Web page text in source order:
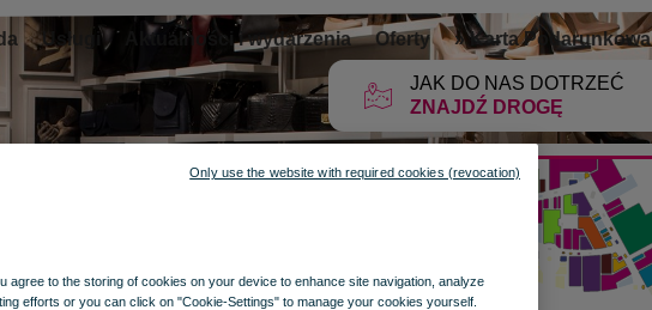
JAK DO NAS DOTRZEĆ
ZNAJDŹ DROGĘ
Usługi Aktualności i wydarzenia Oferty »Karta Podarunkowa
agree to the storing of cookies on your device to enhance site navigation, analyze
efforts or you can click on "Cookie-Settings" to manage your cookies yourself.
Only use the website with required cookies (revocation)